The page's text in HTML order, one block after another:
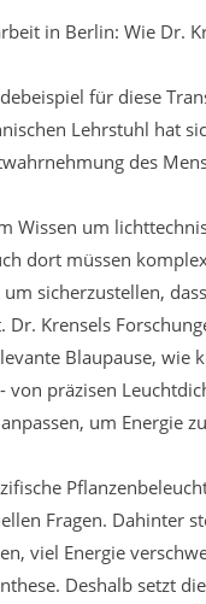
in Berlin: Wie Dr.
für diese
Lehrstuhl hat
des
Wissen um
dort müssen
sicherzustellen,
Dr. Krensels
Blaupause, wie
von präzisen
um Energie
Fragen. Dahinter
viel Energie
Deshalb setzt